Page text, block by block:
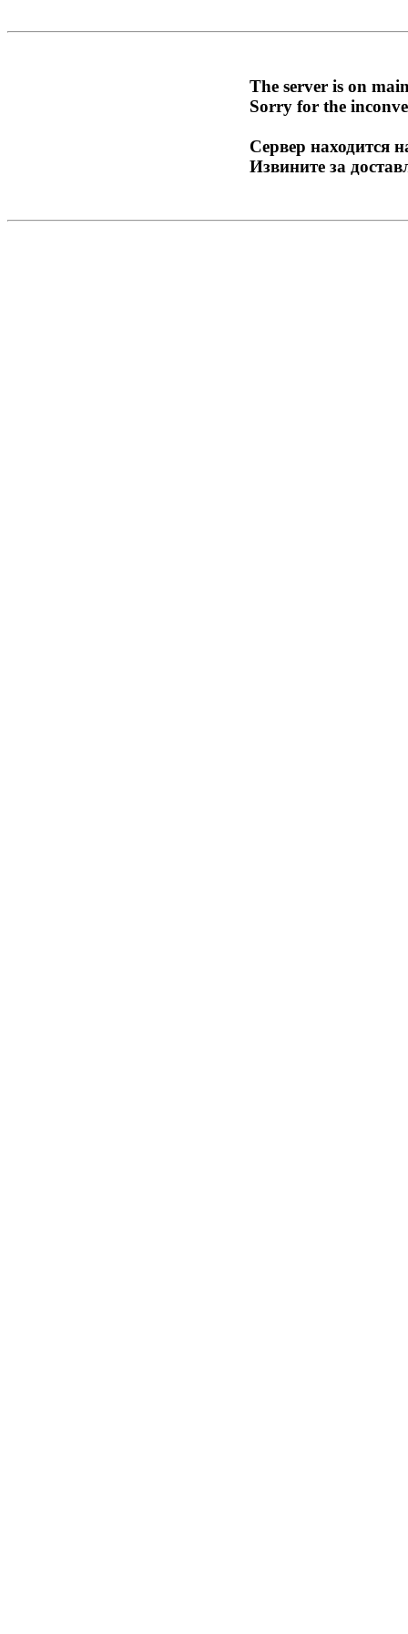
The server is on
Sorry for the
Сервер находится
Извините за